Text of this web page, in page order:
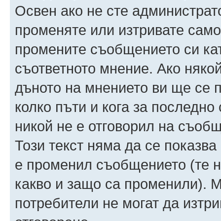
Освен ако не сте
променяте или изтривате
промените съобщението си
съответното мнение. Ако
дъното на мнението ви ще се
колко пъти и кога за
никой не е отговорил на
Този текст няма да се
е променил съобщението (те
какво и защо са променили).
потребители не могат да